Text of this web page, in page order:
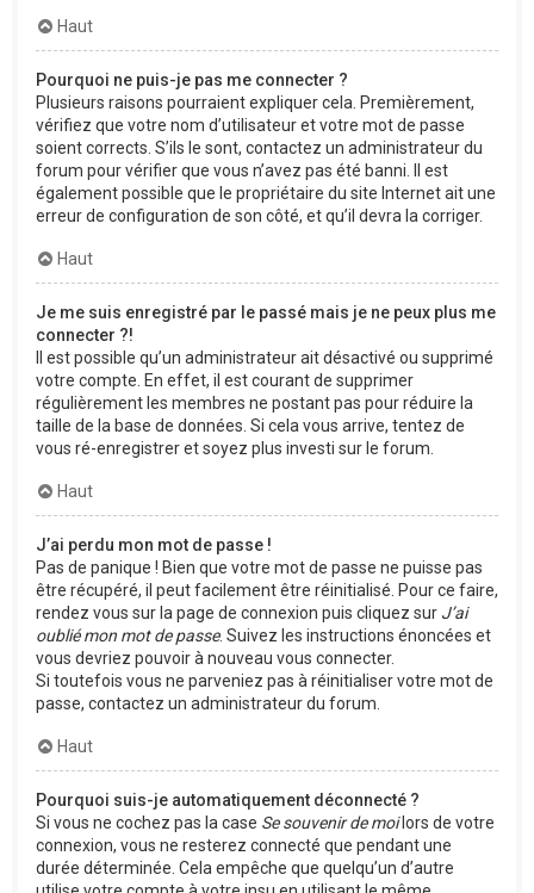
Haut
Pourquoi ne puis-je pas me connecter ?
Plusieurs raisons pourraient expliquer cela. Premièrement,
vérifiez que votre nom d’utilisateur et votre mot de passe
soient corrects. S’ils le sont, contactez un administrateur du
forum pour vérifier que vous n’avez pas été banni. Il est
également possible que le propriétaire du site Internet ait une
erreur de configuration de son côté, et qu’il devra la corriger.
Haut
Je me suis enregistré par le passé mais je ne peux plus me
connecter ?!
Il est possible qu’un administrateur ait désactivé ou supprimé
votre compte. En effet, il est courant de supprimer
régulièrement les membres ne postant pas pour réduire la
taille de la base de données. Si cela vous arrive, tentez de
vous ré-enregistrer et soyez plus investi sur le forum.
Haut
J’ai perdu mon mot de passe !
Pas de panique ! Bien que votre mot de passe ne puisse pas
être récupéré, il peut facilement être réinitialisé. Pour ce faire,
rendez vous sur la page de connexion puis cliquez sur J’ai
oublié mon mot de passe. Suivez les instructions énoncées et
vous devriez pouvoir à nouveau vous connecter.
Si toutefois vous ne parveniez pas à réinitialiser votre mot de
passe, contactez un administrateur du forum.
Haut
Pourquoi suis-je automatiquement déconnecté ?
Si vous ne cochez pas la case Se souvenir de moilors de votre
connexion, vous ne resterez connecté que pendant une
durée déterminée. Cela empêche que quelqu’un d’autre